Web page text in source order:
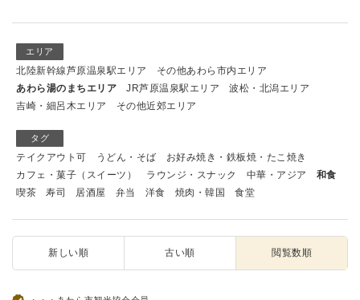
エリア
北陸新幹線芦原温泉駅エリア
その他あわら市内エリア
あわら湯のまちエリア
JR芦原温泉駅エリア
波松・北潟エリア
吉崎・細呂木エリア
その他近郊エリア
タグ
テイクアウト可 うどん・そば
お好み焼き・鉄板焼・たこ焼き
カフェ・菓子（スイーツ）
ラウンジ・スナック 中華・アジア
和食
喫茶
寿司 居酒屋 弁当 洋食 焼肉・韓国 食堂
新しい順 古い順 閲覧数順